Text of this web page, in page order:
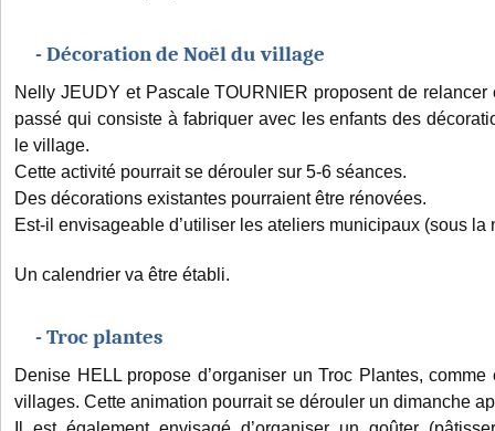
- Décoration de Noël du village
Nelly JEUDY et Pascale TOURNIER proposent de relancer
passé qui consiste à fabriquer avec les enfants des
le village.
Cette activité pourrait se dérouler sur 5-6 séances.
Des décorations existantes pourraient être rénovées.
Est-il envisageable d’utiliser les ateliers municipaux (sous la
Un calendrier va être établi.
- Troc plantes
Denise HELL propose d’organiser un Troc Plantes, comme
villages. Cette animation pourrait se dérouler un dimanche